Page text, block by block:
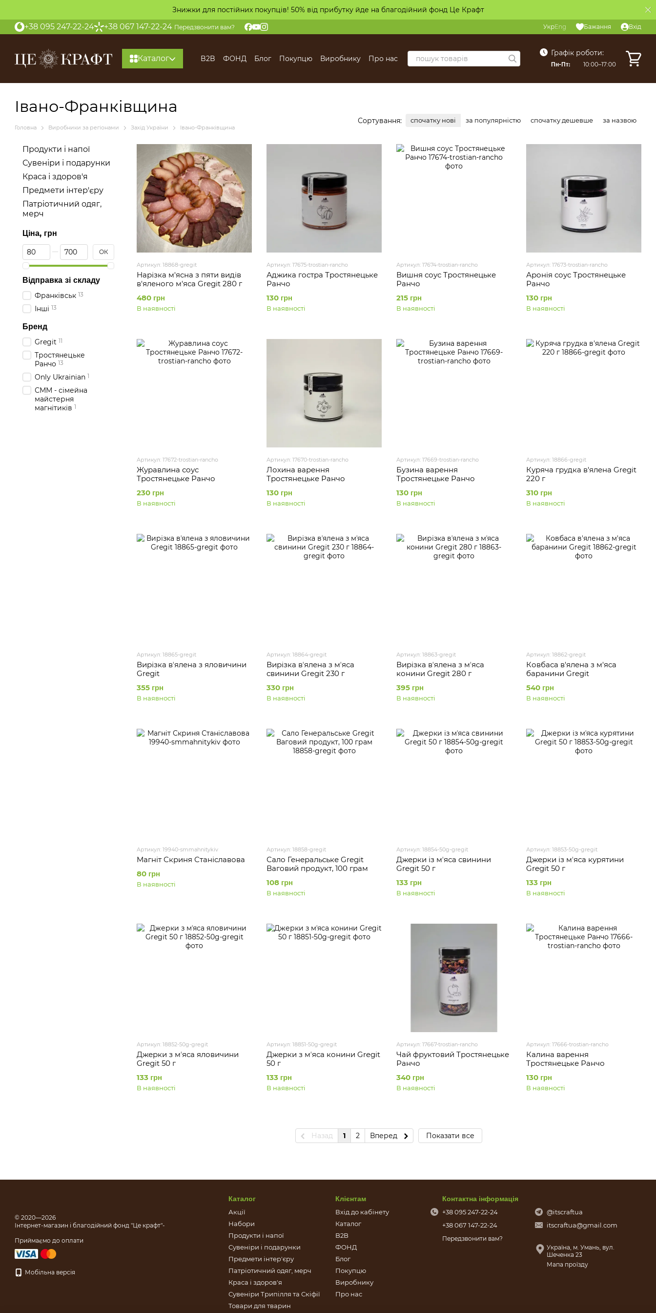
Знижки для постійних покупців! 50% від прибутку йде на благодійний фонд Це Крафт
+38 095 247-22-24 +38 067 147-22-24 Передзвонити вам? УкрEng Бажання Вхід
Каталог B2B ФОНД Блог Покупцю Виробнику Про нас
Графік роботи:
Пн-Пт: 10:00–17:00
Івано-Франківщина
Головна Виробники за регіонами Захід України Івано-Франківщина
Сортування: спочатку нові за популярністю спочатку дешевше за назвою
Артикул: 18868-gregit
Нарізка м'ясна з пяти видів
в'яленого м'яса Gregit 280 г
480 грн
В наявності
Артикул: 17675-trostian-rancho
Аджика гостра Тростянецьке
Ранчо
130 грн
В наявності
Артикул: 17674-trostian-rancho
Вишня соус Тростянецьке
Ранчо
215 грн
В наявності
Артикул: 17673-trostian-rancho
Аронія соус Тростянецьке
Ранчо
130 грн
В наявності
Артикул: 17672-trostian-rancho
Журавлина соус
Тростянецьке Ранчо
230 грн
В наявності
Артикул: 17670-trostian-rancho
Лохина варення
Тростянецьке Ранчо
130 грн
В наявності
Артикул: 17669-trostian-rancho
Бузина варення
Тростянецьке Ранчо
130 грн
В наявності
Артикул: 18866-gregit
Куряча грудка в'ялена Gregit
220 г
310 грн
В наявності
Артикул: 18865-gregit
Вирізка вʼялена з яловичини
Gregit
355 грн
В наявності
Артикул: 18864-gregit
Вирізка вʼялена з мʼяса
свинини Gregit 230 г
330 грн
В наявності
Артикул: 18863-gregit
Вирізка вʼялена з мʼяса
конини Gregit 280 г
395 грн
В наявності
Артикул: 18862-gregit
Ковбаса в'ялена з м'яса
баранини Gregit
540 грн
В наявності
Артикул: 19940-smmahnitykiv
Магніт Скриня Станіславова
80 грн
В наявності
Артикул: 18858-gregit
Сало Генеральське Gregit
Ваговий продукт, 100 грам
108 грн
В наявності
Артикул: 18854-50g-gregit
Джерки із мʼяса свинини
Gregit 50 г
133 грн
В наявності
Артикул: 18853-50g-gregit
Джерки із мʼяса курятини
Gregit 50 г
133 грн
В наявності
Артикул: 18852-50g-gregit
Джерки з мʼяса яловичини
Gregit 50 г
133 грн
В наявності
Артикул: 18851-50g-gregit
Джерки з мʼяса конини Gregit
50 г
133 грн
В наявності
Артикул: 17667-trostian-rancho
Чай фруктовий Тростянецьке
Ранчо
340 грн
В наявності
Артикул: 17666-trostian-rancho
Калина варення
Тростянецьке Ранчо
130 грн
В наявності
Назад 1 2 Вперед Показати все
Продукти і напої
Сувеніри і подарунки
Краса і здоров'я
Предмети інтер'єру
Патріотичний одяг,
мерч
Ціна, грн
Від Ціна, грн
До Ціна, грн ОК
Відправка зі складу
Франківськ 13
Інші 13
Бренд
Gregit 11
Тростянецьке
Ранчо 13
Only Ukrainian 1
СММ - сімейна
майстерня
магнітиків 1
© 2020—2026
Інтернет-магазин і благодійний фонд "Це крафт"-
Приймаємо до оплати
Мобільна версія
Каталог
Акції
Набори
Продукти і напої
Сувеніри і подарунки
Предмети інтер'єру
Патріотичний одяг, мерч
Краса і здоров'я
Сувеніри Трипілля та Скіфії
Товари для тварин
Клієнтам
Вхід до кабінету
Каталог
B2B
ФОНД
Блог
Покупцю
Виробнику
Про нас
Контактна інформація
+38 095 247-22-24
+38 067 147-22-24
Передзвонити вам?
@itscraftua
itscraftua@gmail.com
Україна, м. Умань, вул.
Шеченка 23
Мапа проїзду